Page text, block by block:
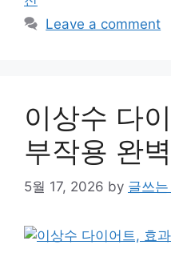
Leave a comment
이상수 다
부작용 완
5월 17, 2026 by 글쓰